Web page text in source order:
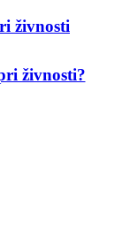
živnosti
živnosti?